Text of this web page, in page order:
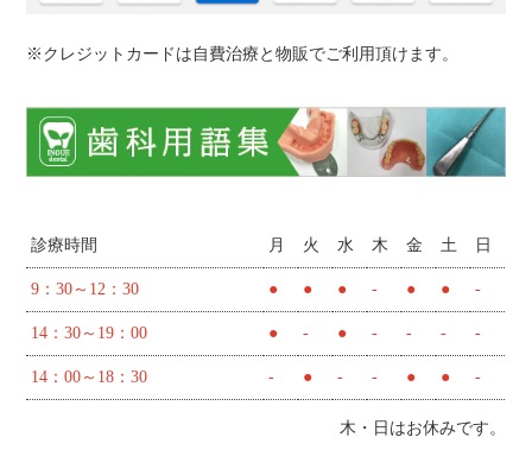
※クレジットカードは自費治療と物販でご利用頂けます。
診療時間 月 火 水 木 金 土 日
9：30～12：30 ● ● ● - ● ● -
14：30～19：00 ● - ● - - - -
14：00～18：30 - ● - - ● ● -
木・日はお休みです。